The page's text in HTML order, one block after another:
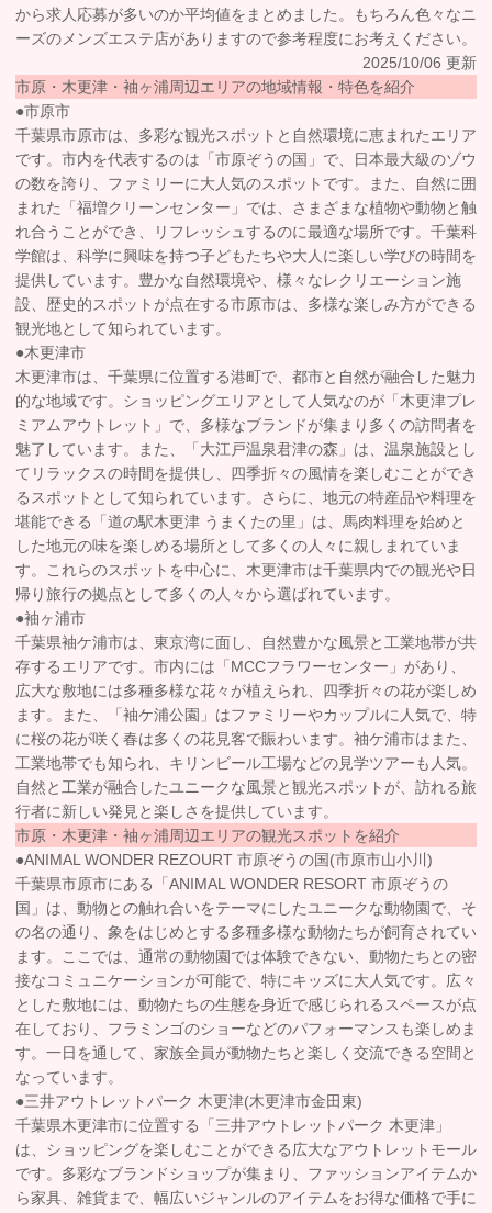
から求人応募が多いのか平均値をまとめました。もちろん色々なニ
ーズのメンズエステ店がありますので参考程度にお考えください。
2025/10/06 更新
市原・木更津・袖ヶ浦周辺エリアの地域情報・特色を紹介
●市原市
千葉県市原市は、多彩な観光スポットと自然環境に恵まれたエリア
です。市内を代表するのは「市原ぞうの国」で、日本最大級のゾウ
の数を誇り、ファミリーに大人気のスポットです。また、自然に囲
まれた「福増クリーンセンター」では、さまざまな植物や動物と触
れ合うことができ、リフレッシュするのに最適な場所です。千葉科
学館は、科学に興味を持つ子どもたちや大人に楽しい学びの時間を
提供しています。豊かな自然環境や、様々なレクリエーション施
設、歴史的スポットが点在する市原市は、多様な楽しみ方ができる
観光地として知られています。
●木更津市
木更津市は、千葉県に位置する港町で、都市と自然が融合した魅力
的な地域です。ショッピングエリアとして人気なのが「木更津プレ
ミアムアウトレット」で、多様なブランドが集まり多くの訪問者を
魅了しています。また、「大江戸温泉君津の森」は、温泉施設とし
てリラックスの時間を提供し、四季折々の風情を楽しむことができ
るスポットとして知られています。さらに、地元の特産品や料理を
堪能できる「道の駅木更津 うまくたの里」は、馬肉料理を始めと
した地元の味を楽しめる場所として多くの人々に親しまれていま
す。これらのスポットを中心に、木更津市は千葉県内での観光や日
帰り旅行の拠点として多くの人々から選ばれています。
●袖ヶ浦市
千葉県袖ケ浦市は、東京湾に面し、自然豊かな風景と工業地帯が共
存するエリアです。市内には「MCCフラワーセンター」があり、
広大な敷地には多種多様な花々が植えられ、四季折々の花が楽しめ
ます。また、「袖ケ浦公園」はファミリーやカップルに人気で、特
に桜の花が咲く春は多くの花見客で賑わいます。袖ケ浦市はまた、
工業地帯でも知られ、キリンビール工場などの見学ツアーも人気。
自然と工業が融合したユニークな風景と観光スポットが、訪れる旅
行者に新しい発見と楽しさを提供しています。
市原・木更津・袖ヶ浦周辺エリアの観光スポットを紹介
●ANIMAL WONDER REZOURT 市原ぞうの国(市原市山小川)
千葉県市原市にある「ANIMAL WONDER RESORT 市原ぞうの
国」は、動物との触れ合いをテーマにしたユニークな動物園で、そ
の名の通り、象をはじめとする多種多様な動物たちが飼育されてい
ます。ここでは、通常の動物園では体験できない、動物たちとの密
接なコミュニケーションが可能で、特にキッズに大人気です。広々
とした敷地には、動物たちの生態を身近で感じられるスペースが点
在しており、フラミンゴのショーなどのパフォーマンスも楽しめま
す。一日を通して、家族全員が動物たちと楽しく交流できる空間と
なっています。
●三井アウトレットパーク 木更津(木更津市金田東)
千葉県木更津市に位置する「三井アウトレットパーク 木更津」
は、ショッピングを楽しむことができる広大なアウトレットモール
です。多彩なブランドショップが集まり、ファッションアイテムか
ら家具、雑貨まで、幅広いジャンルのアイテムをお得な価格で手に